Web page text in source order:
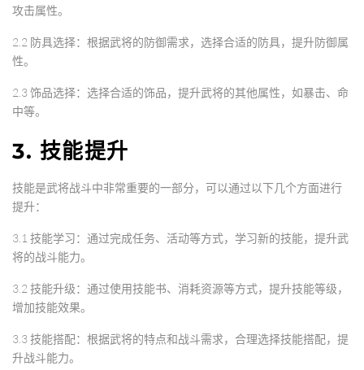
攻击属性。
2.2 防具选择：根据武将的防御需求，选择合适的防具，提升防御属
性。
2.3 饰品选择：选择合适的饰品，提升武将的其他属性，如暴击、命
中等。
3. 技能提升
技能是武将战斗中非常重要的一部分，可以通过以下几个方面进行
提升：
3.1 技能学习：通过完成任务、活动等方式，学习新的技能，提升武
将的战斗能力。
3.2 技能升级：通过使用技能书、消耗资源等方式，提升技能等级，
增加技能效果。
3.3 技能搭配：根据武将的特点和战斗需求，合理选择技能搭配，提
升战斗能力。